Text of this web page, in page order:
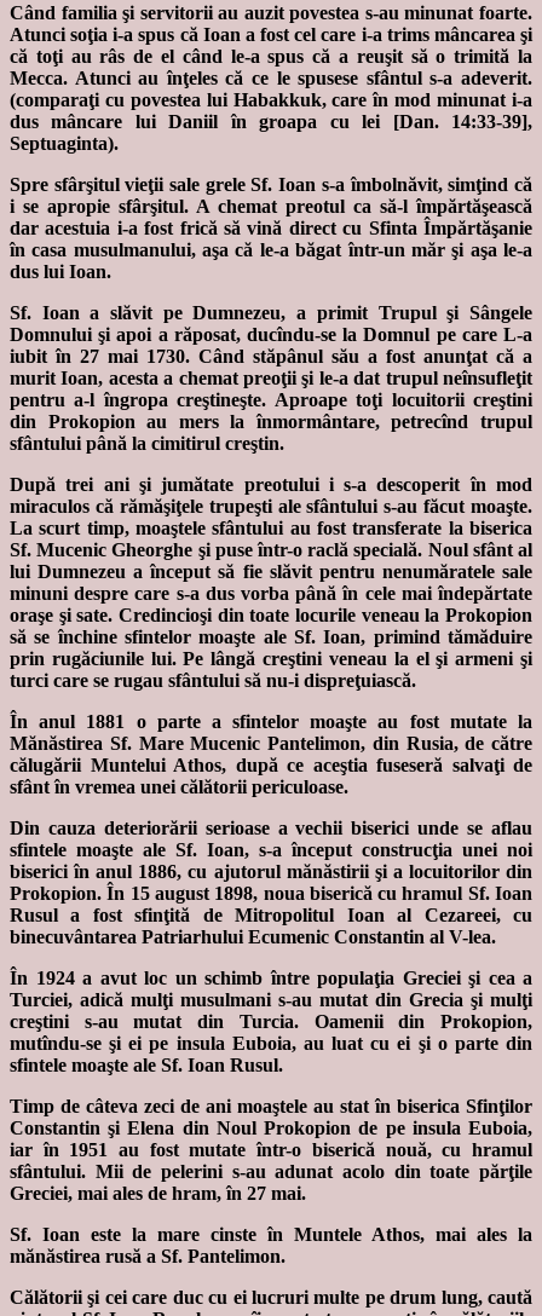
Când familia şi servitorii au auzit povestea s-au minunat foarte.
Atunci soţia i-a spus că Ioan a fost cel care i-a trims mâncarea şi
că toţi au râs de el când le-a spus că a reuşit să o trimită la
Mecca. Atunci au înţeles că ce le spusese sfântul s-a adeverit.
(comparaţi cu povestea lui Habakkuk, care în mod minunat i-a
dus mâncare lui Daniil în groapa cu lei [Dan. 14:33-39],
Septuaginta).
Spre sfârşitul vieţii sale grele Sf. Ioan s-a îmbolnăvit, simţind că
i se apropie sfârşitul. A chemat preotul ca să-l împărtăşească
dar acestuia i-a fost frică să vină direct cu Sfinta Împărtăşanie
în casa musulmanului, aşa că le-a băgat într-un măr şi aşa le-a
dus lui Ioan.
Sf. Ioan a slăvit pe Dumnezeu, a primit Trupul şi Sângele
Domnului şi apoi a răposat, ducîndu-se la Domnul pe care L-a
iubit în 27 mai 1730. Când stăpânul său a fost anunţat că a
murit Ioan, acesta a chemat preoţii şi le-a dat trupul neînsufleţit
pentru a-l îngropa creştineşte. Aproape toţi locuitorii creştini
din Prokopion au mers la înmormântare, petrecînd trupul
sfântului până la cimitirul creştin.
După trei ani şi jumătate preotului i s-a descoperit în mod
miraculos că rămăşiţele trupeşti ale sfântului s-au făcut moaşte.
La scurt timp, moaştele sfântului au fost transferate la biserica
Sf. Mucenic Gheorghe şi puse într-o raclă specială. Noul sfânt al
lui Dumnezeu a început să fie slăvit pentru nenumăratele sale
minuni despre care s-a dus vorba până în cele mai îndepărtate
oraşe şi sate. Credincioşi din toate locurile veneau la Prokopion
să se închine sfintelor moaşte ale Sf. Ioan, primind tămăduire
prin rugăciunile lui. Pe lângă creştini veneau la el şi armeni şi
turci care se rugau sfântului să nu-i dispreţuiască.
În anul 1881 o parte a sfintelor moaşte au fost mutate la
Mănăstirea Sf. Mare Mucenic Pantelimon, din Rusia, de către
călugării Muntelui Athos, după ce aceştia fuseseră salvaţi de
sfânt în vremea unei călătorii periculoase.
Din cauza deteriorării serioase a vechii biserici unde se aflau
sfintele moaşte ale Sf. Ioan, s-a început construcţia unei noi
biserici în anul 1886, cu ajutorul mănăstirii şi a locuitorilor din
Prokopion. În 15 august 1898, noua biserică cu hramul Sf. Ioan
Rusul a fost sfinţită de Mitropolitul Ioan al Cezareei, cu
binecuvântarea Patriarhului Ecumenic Constantin al V-lea.
În 1924 a avut loc un schimb între populaţia Greciei şi cea a
Turciei, adică mulţi musulmani s-au mutat din Grecia şi mulţi
creştini s-au mutat din Turcia. Oamenii din Prokopion,
mutîndu-se şi ei pe insula Euboia, au luat cu ei şi o parte din
sfintele moaşte ale Sf. Ioan Rusul.
Timp de câteva zeci de ani moaştele au stat în biserica Sfinţilor
Constantin şi Elena din Noul Prokopion de pe insula Euboia,
iar în 1951 au fost mutate într-o biserică nouă, cu hramul
sfântului. Mii de pelerini s-au adunat acolo din toate părţile
Greciei, mai ales de hram, în 27 mai.
Sf. Ioan este la mare cinste în Muntele Athos, mai ales la
mănăstirea rusă a Sf. Pantelimon.
Călătorii şi cei care duc cu ei lucruri multe pe drum lung, caută